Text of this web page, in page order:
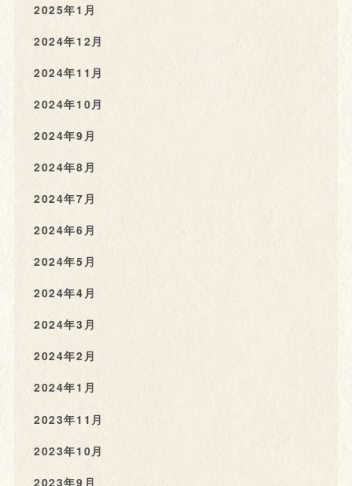
2025年1月
2024年12月
2024年11月
2024年10月
2024年9月
2024年8月
2024年7月
2024年6月
2024年5月
2024年4月
2024年3月
2024年2月
2024年1月
2023年11月
2023年10月
2023年9月